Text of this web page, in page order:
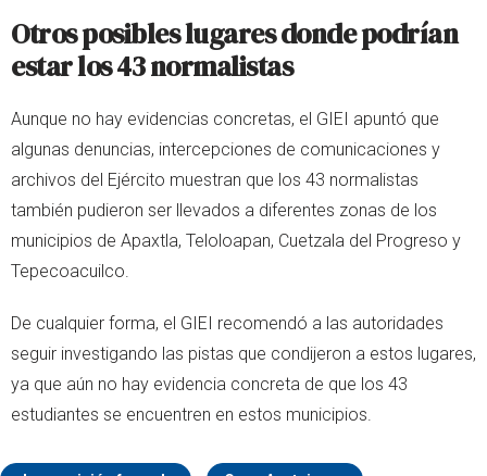
Otros posibles lugares donde podrían
estar los 43 normalistas
Aunque no hay evidencias concretas, el GIEI apuntó que
algunas denuncias, intercepciones de comunicaciones y
archivos del Ejército muestran que los 43 normalistas
también pudieron ser llevados a diferentes zonas de los
municipios de Apaxtla, Teloloapan, Cuetzala del Progreso y
Tepecoacuilco.
De cualquier forma, el GIEI recomendó a las autoridades
seguir investigando las pistas que condijeron a estos lugares,
ya que aún no hay evidencia concreta de que los 43
estudiantes se encuentren en estos municipios.